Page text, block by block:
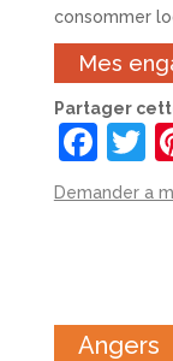
consommer
Mes
Partager
F
a
o
T
Demander a
Angers